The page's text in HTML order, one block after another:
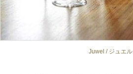
Juwel / ジュエル